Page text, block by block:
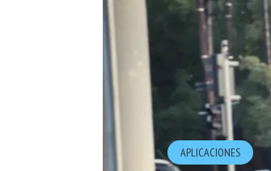
APLICACIONES